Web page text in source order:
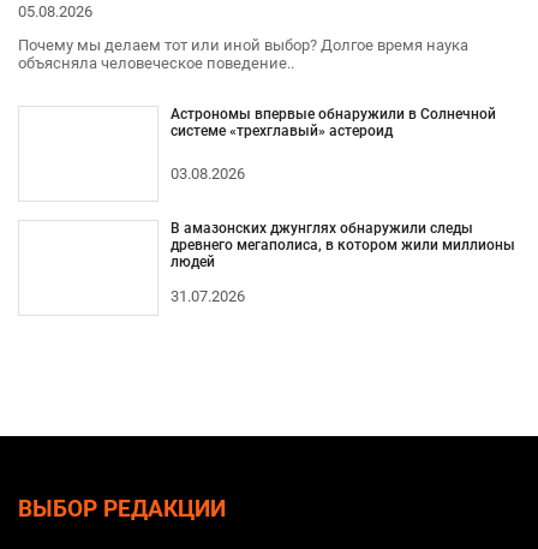
05.08.2026
Почему мы делаем тот или иной выбор? Долгое время наука
объясняла человеческое поведение..
Астрономы впервые обнаружили в Солнечной
системе «трехглавый» астероид
03.08.2026
В амазонских джунглях обнаружили следы
древнего мегаполиса, в котором жили миллионы
людей
31.07.2026
ВЫБОР РЕДАКЦИИ